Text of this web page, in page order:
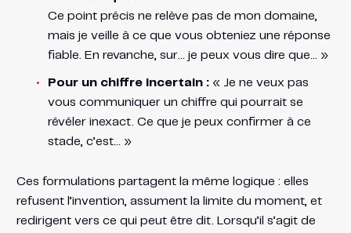
Ce point précis ne relève pas de mon domaine,
mais je veille à ce que vous obteniez une réponse
fiable. En revanche, sur… je peux vous dire que… »
Pour un chiffre incertain :« Je ne veux pas
vous communiquer un chiffre qui pourrait se
révéler inexact. Ce que je peux confirmer à ce
stade, c’est… »
Ces formulations partagent la même logique : elles
refusent l’invention, assument la limite du moment, et
redirigent vers ce qui peut être dit. Lorsqu’il s’agit de